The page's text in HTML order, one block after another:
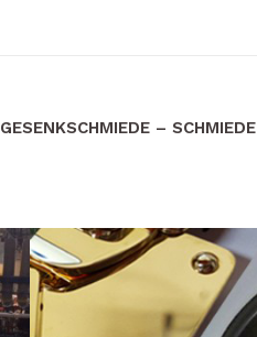
GESENKSCHMIEDE – SCHMIEDE